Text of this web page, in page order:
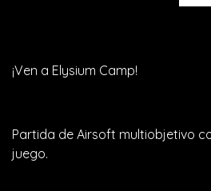
¡Ven a Elysium Camp!
Partida de Airsoft multiobjetivo
juego.